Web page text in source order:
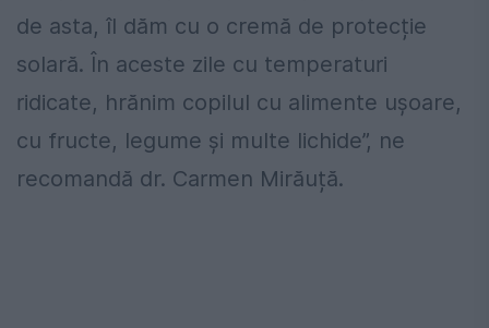
de asta, îl dăm cu o cremă de protecție
solară. În aceste zile cu temperaturi
ridicate, hrănim copilul cu alimente ușoare,
cu fructe, legume și multe lichide”, ne
recomandă dr. Carmen Mirăuță.